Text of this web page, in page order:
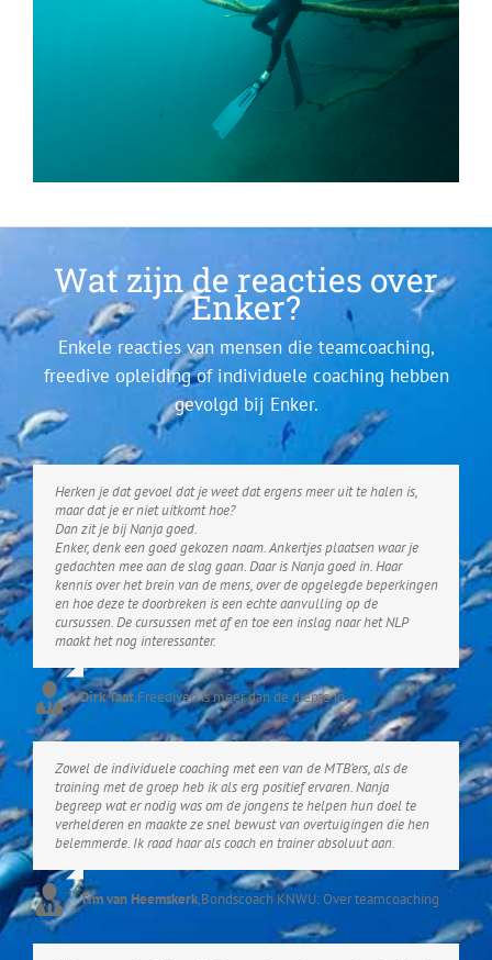
Wat zijn de reacties over
Enker?
Enkele reacties van mensen die teamcoaching,
freedive opleiding of individuele coaching hebben
gevolgd bij Enker.
Herken je dat gevoel dat je weet dat ergens meer uit te halen is,
maar dat je er niet uitkomt hoe?
Dan zit je bij Nanja goed.
Enker, denk een goed gekozen naam. Ankertjes plaatsen waar je
gedachten mee aan de slag gaan. Daar is Nanja goed in. Haar
kennis over het brein van de mens, over de opgelegde beperkingen
en hoe deze te doorbreken is een echte aanvulling op de
cursussen. De cursussen met af en toe een inslag naar het NLP
maakt het nog interessanter.
Dirk Taat,Freediven is meer dan de diepte in
Zowel de individuele coaching met een van de MTB’ers, als de
training met de groep heb ik als erg positief ervaren. Nanja
begreep wat er nodig was om de jongens te helpen hun doel te
verhelderen en maakte ze snel bewust van overtuigingen die hen
belemmerde. Ik raad haar als coach en trainer absoluut aan.
Tim van Heemskerk,Bondscoach KNWU: Over teamcoaching